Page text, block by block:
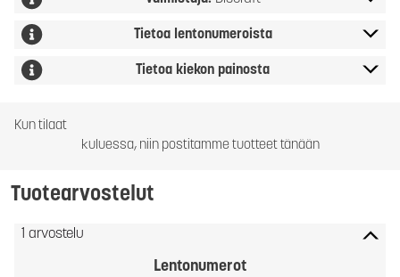
Tietoa lentonumeroista
Tietoa kiekon painosta
Kun tilaat
kuluessa, niin postitamme tuotteet tänään
Tuotearvostelut
1 arvostelu
Lentonumerot